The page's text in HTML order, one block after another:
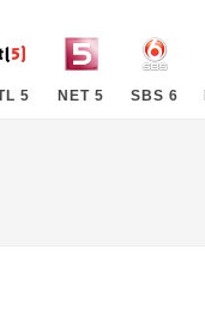
5 NET 5 SBS 6